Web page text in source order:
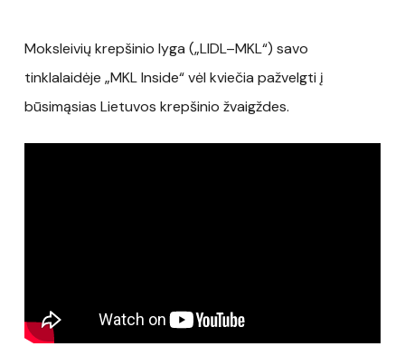
Moksleivių krepšinio lyga („LIDL–MKL“) savo
tinklalaidėje „MKL Inside“ vėl kviečia pažvelgti į
būsimąsias Lietuvos krepšinio žvaigždes.